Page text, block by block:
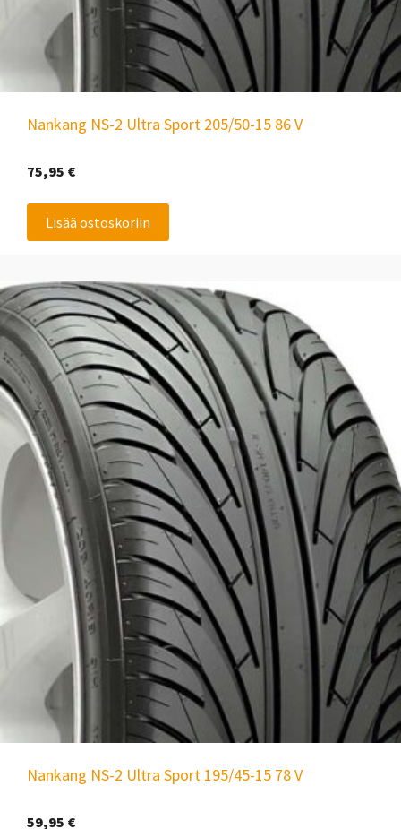
Nankang NS-2 Ultra Sport 205/50-15 86 V
75,95 €
Lisää ostoskoriin
Nankang NS-2 Ultra Sport 195/45-15 78 V
59,95 €